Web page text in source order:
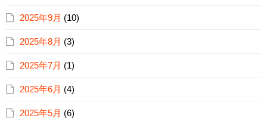
2025年9月 (10)
2025年8月 (3)
2025年7月 (1)
2025年6月 (4)
2025年5月 (6)